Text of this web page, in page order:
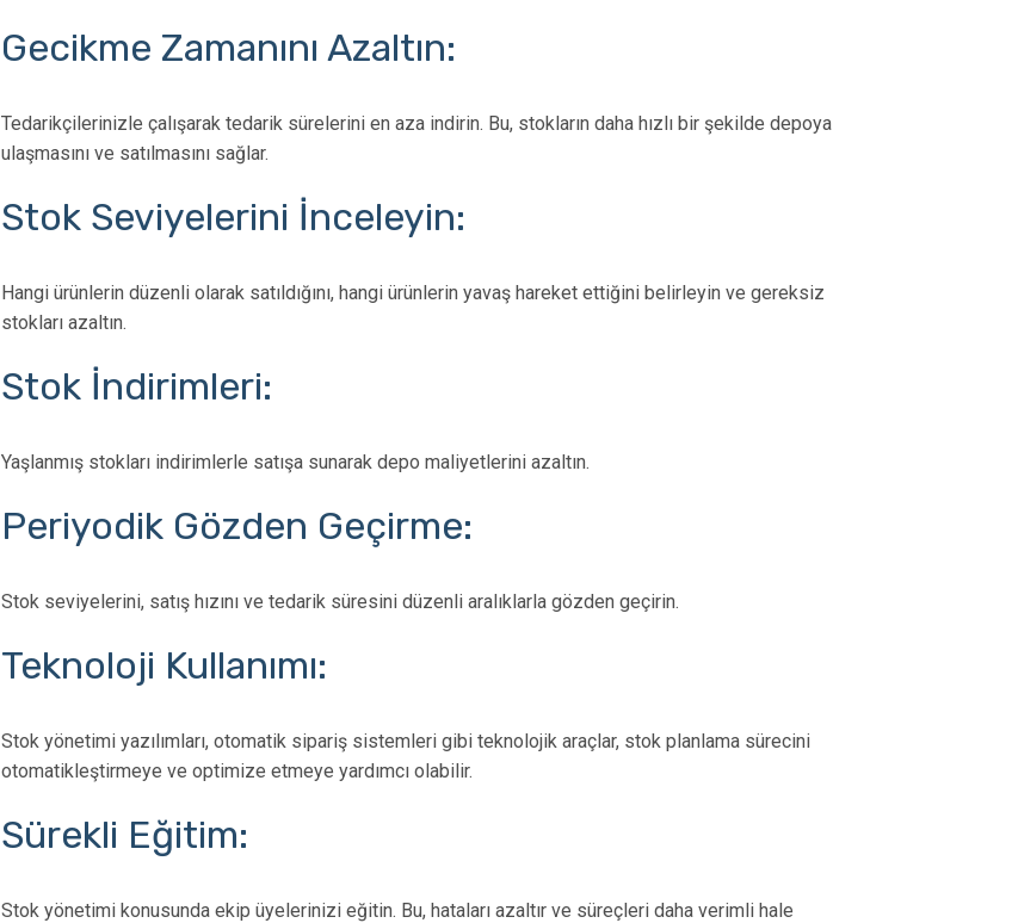
Gecikme Zamanını Azaltın:
Tedarikçilerinizle çalışarak tedarik sürelerini en aza indirin. Bu, stokların daha hızlı bir şekilde depoya
ulaşmasını ve satılmasını sağlar.
Stok Seviyelerini İnceleyin:
Hangi ürünlerin düzenli olarak satıldığını, hangi ürünlerin yavaş hareket ettiğini belirleyin ve gereksiz
stokları azaltın.
Stok İndirimleri:
Yaşlanmış stokları indirimlerle satışa sunarak depo maliyetlerini azaltın.
Periyodik Gözden Geçirme:
Stok seviyelerini, satış hızını ve tedarik süresini düzenli aralıklarla gözden geçirin.
Teknoloji Kullanımı:
Stok yönetimi yazılımları, otomatik sipariş sistemleri gibi teknolojik araçlar, stok planlama sürecini
otomatikleştirmeye ve optimize etmeye yardımcı olabilir.
Sürekli Eğitim:
Stok yönetimi konusunda ekip üyelerinizi eğitin. Bu, hataları azaltır ve süreçleri daha verimli hale